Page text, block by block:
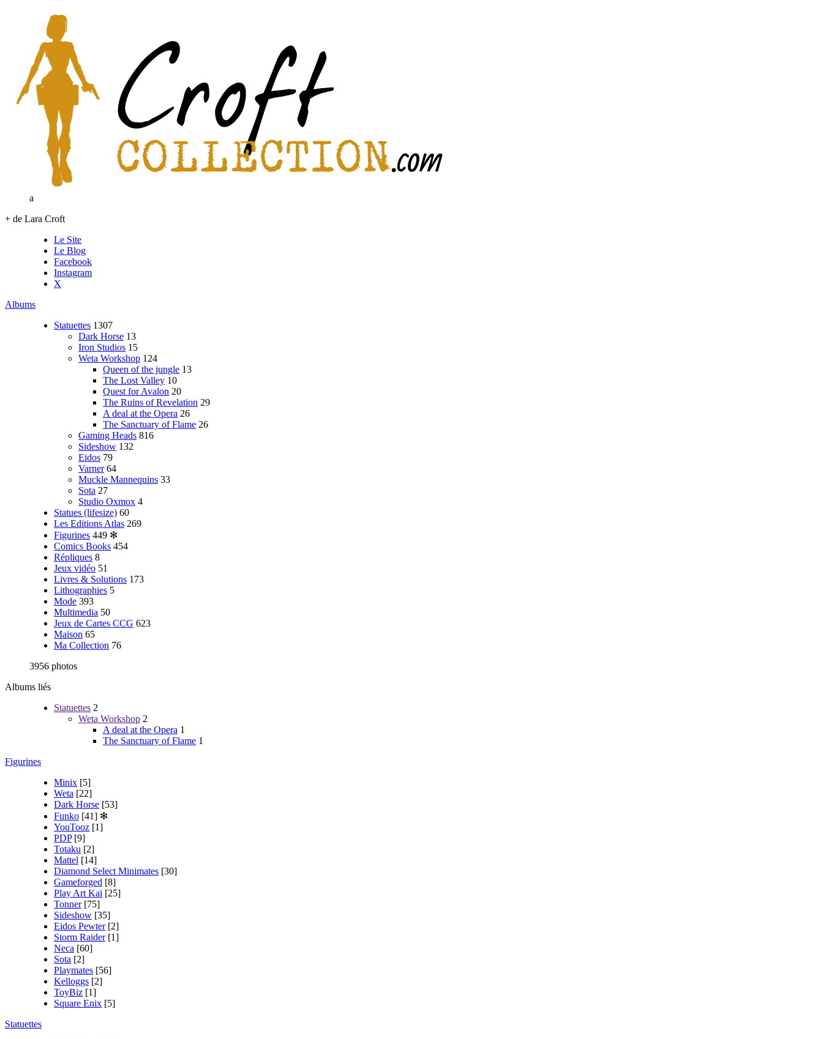
a
+ de Lara Croft
Le Site
Le Blog
Facebook
Instagram
X
Albums
Statuettes 1307
Dark Horse 13
Iron Studios 15
Weta Workshop 124
Queen of the jungle 13
The Lost Valley 10
Quest for Avalon 20
The Ruins of Revelation 29
A deal at the Opera 26
The Sanctuary of Flame 26
Gaming Heads 816
Sideshow 132
Eidos 79
Varner 64
Muckle Mannequins 33
Sota 27
Studio Oxmox 4
Statues (lifesize) 60
Les Editions Atlas 269
Figurines 449 ✻
Comics Books 454
Répliques 8
Jeux vidéo 51
Livres & Solutions 173
Lithographies 5
Mode 393
Multimedia 50
Jeux de Cartes CCG 623
Maison 65
Ma Collection 76
3956 photos
Albums liés
Statuettes 2
Weta Workshop 2
A deal at the Opera 1
The Sanctuary of Flame 1
Figurines
Minix [5]
Weta [22]
Dark Horse [53]
Funko [41] ✻
YouTooz [1]
PDP [9]
Totaku [2]
Mattel [14]
Diamond Select Minimates [30]
Gameforged [8]
Play Art Kaï [25]
Tonner [75]
Sideshow [35]
Eidos Pewter [2]
Storm Raider [1]
Neca [60]
Sota [2]
Playmates [56]
Kelloggs [2]
ToyBiz [1]
Square Enix [5]
Statuettes